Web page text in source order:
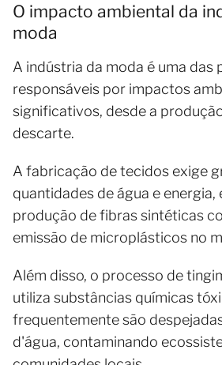
O impacto ambiental da
moda
A indústria da moda é uma das
responsáveis por impactos
significativos, desde a
descarte.
A fabricação de tecidos exige
quantidades de água e energia,
produção de fibras sintéticas
emissão de microplásticos no
Além disso, o processo de
utiliza substâncias químicas
frequentemente são
d'água, contaminando